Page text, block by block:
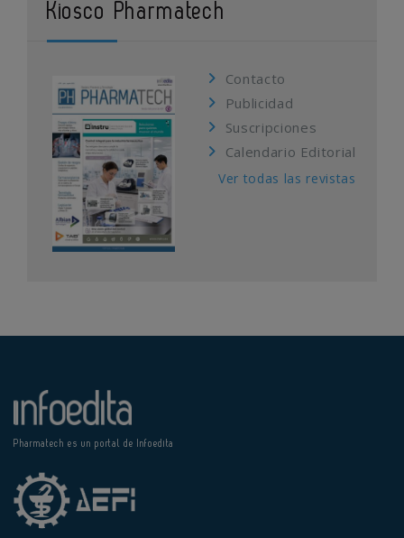
Kiosco Pharmatech
Contacto
Publicidad
Suscripciones
Calendario Editorial
Ver todas las revistas
Pharmatech es un portal de Infoedita